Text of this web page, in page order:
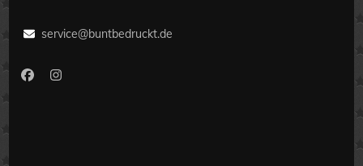
service@buntbedruckt.de